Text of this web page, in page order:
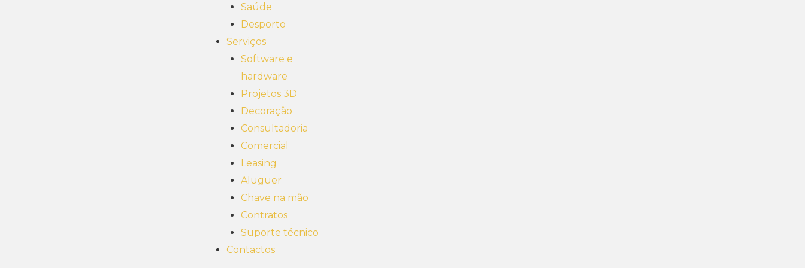
Saúde
Desporto
Serviços
Software e
hardware
Projetos 3D
Decoração
Consultadoria
Comercial
Leasing
Aluguer
Chave na mão
Contratos
Suporte técnico
Contactos